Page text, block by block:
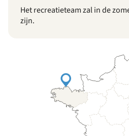
Het recreatieteam zal in de
zijn.